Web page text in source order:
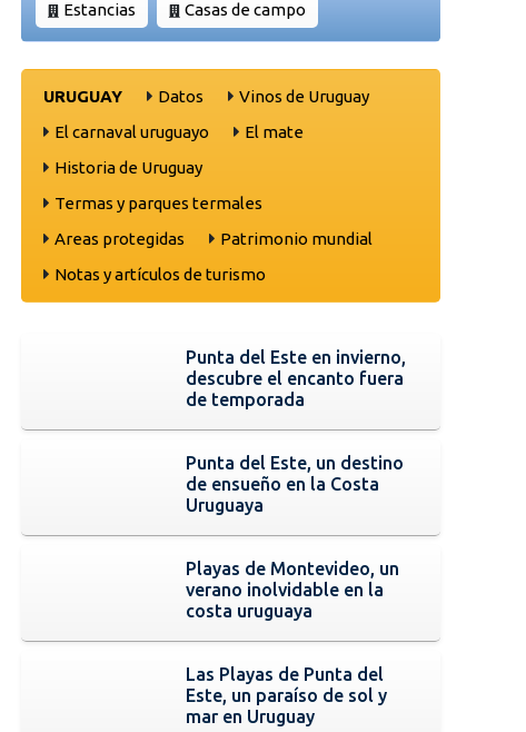
Estancias Casas de campo
URUGUAY Datos
Vinos de Uruguay
El carnaval uruguayo
El mate
Historia de Uruguay
Termas y parques termales
Areas protegidas
Patrimonio mundial
Notas y artículos de turismo
Punta del Este en invierno,
descubre el encanto fuera
de temporada
Punta del Este, un destino
de ensueño en la Costa
Uruguaya
Playas de Montevideo, un
verano inolvidable en la
costa uruguaya
Las Playas de Punta del
Este, un paraíso de sol y
mar en Uruguay